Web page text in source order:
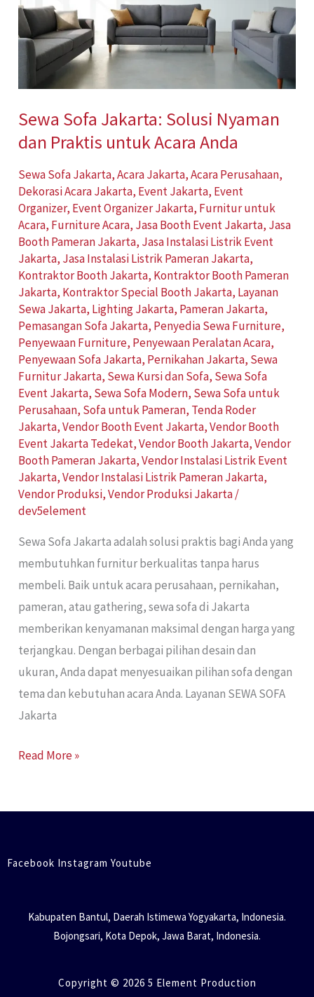
Sewa Sofa Jakarta: Solusi Nyaman
dan Praktis untuk Acara Anda
Sewa Sofa Jakarta,Acara Jakarta,Acara Perusahaan,
Dekorasi Acara Jakarta, Event Jakarta, Event
Organizer, Event Organizer Jakarta, Furnitur untuk
Acara, Furniture Acara, Jasa Booth Event Jakarta, Jasa
Booth Pameran Jakarta, Jasa Instalasi Listrik Event
Jakarta, Jasa Instalasi Listrik Pameran Jakarta,
Kontraktor Booth Jakarta, Kontraktor Booth Pameran
Jakarta, Kontraktor Special Booth Jakarta, Layanan
Sewa Jakarta, Lighting Jakarta, Pameran Jakarta,
Pemasangan Sofa Jakarta, Penyedia Sewa Furniture,
Penyewaan Furniture, Penyewaan Peralatan Acara,
Penyewaan Sofa Jakarta, Pernikahan Jakarta, Sewa
Furnitur Jakarta, Sewa Kursi dan Sofa, Sewa Sofa
Event Jakarta, Sewa Sofa Modern, Sewa Sofa untuk
Perusahaan, Sofa untuk Pameran, Tenda Roder
Jakarta,Vendor Booth Event Jakarta,Vendor Booth
Event Jakarta Tedekat,Vendor Booth Jakarta,Vendor
Booth Pameran Jakarta,Vendor Instalasi Listrik Event
Jakarta,Vendor Instalasi Listrik Pameran Jakarta,
Vendor Produksi,Vendor Produksi Jakarta/
dev5element
Sewa Sofa Jakarta adalah solusi praktis bagi Anda yang
membutuhkan furnitur berkualitas tanpa harus
membeli. Baik untuk acara perusahaan, pernikahan,
pameran, atau gathering, sewa sofa di Jakarta
memberikan kenyamanan maksimal dengan harga yang
terjangkau. Dengan berbagai pilihan desain dan
ukuran, Anda dapat menyesuaikan pilihan sofa dengan
tema dan kebutuhan acara Anda. Layanan SEWA SOFA
Jakarta
dan
Praktis
untuk
Acara
Anda
Read More »
Facebook Instagram Youtube
Kabupaten Bantul, Daerah Istimewa Yogyakarta, Indonesia.
Bojongsari, Kota Depok, Jawa Barat, Indonesia.
Copyright © 2026 5 Element Production